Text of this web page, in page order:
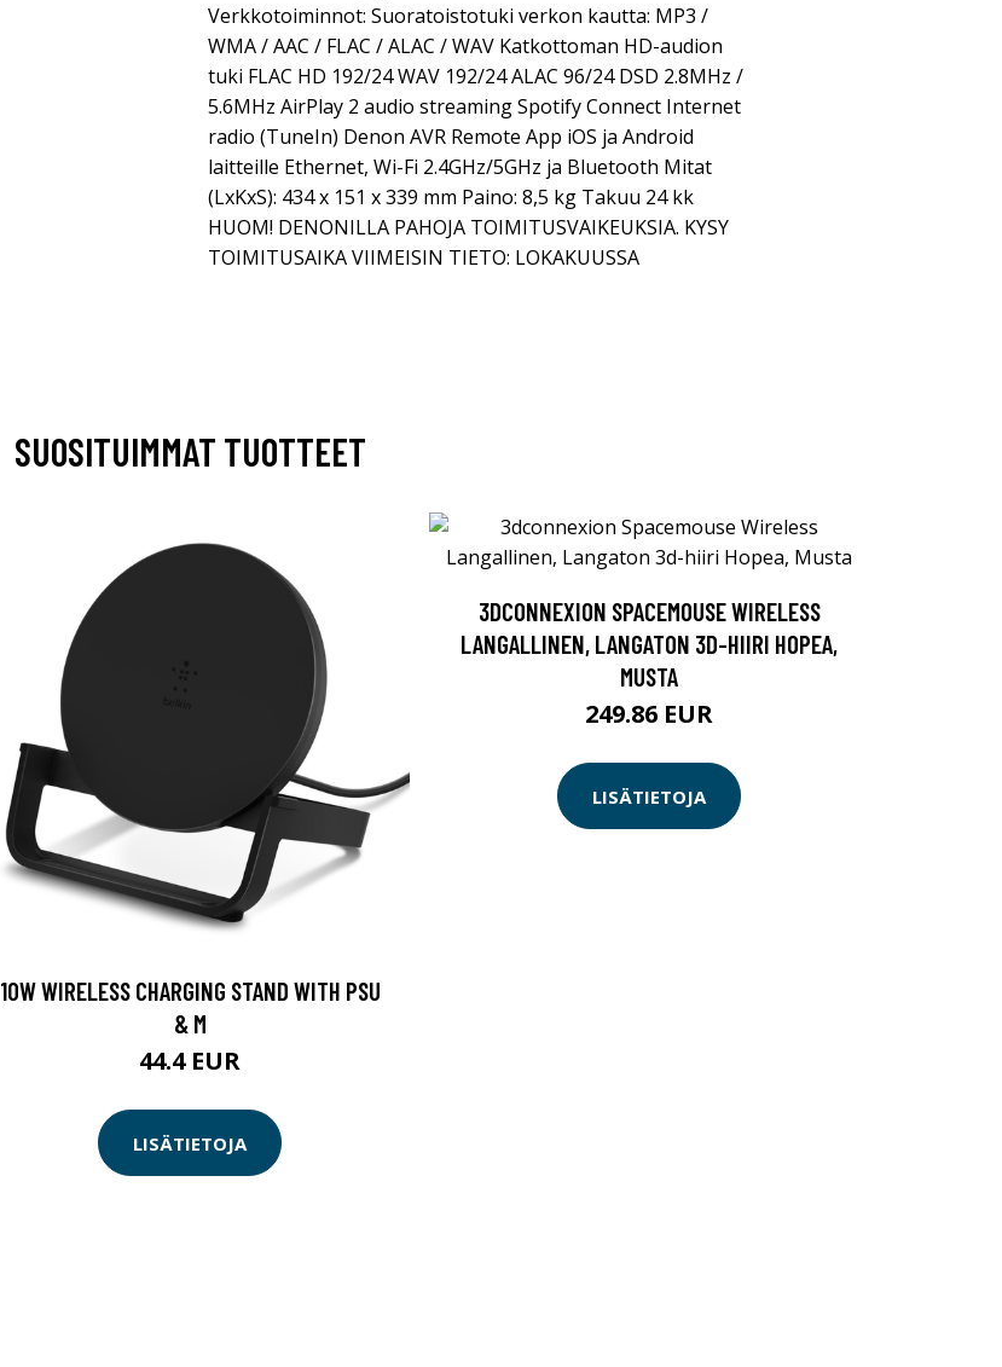
Verkkotoiminnot: Suoratoistotuki verkon kautta: MP3 /
WMA / AAC / FLAC / ALAC / WAV Katkottoman HD-audion
tuki FLAC HD 192/24 WAV 192/24 ALAC 96/24 DSD 2.8MHz /
5.6MHz AirPlay 2 audio streaming Spotify Connect Internet
radio (TuneIn) Denon AVR Remote App iOS ja Android
laitteille Ethernet, Wi-Fi 2.4GHz/5GHz ja Bluetooth Mitat
(LxKxS): 434 x 151 x 339 mm Paino: 8,5 kg Takuu 24 kk
HUOM! DENONILLA PAHOJA TOIMITUSVAIKEUKSIA. KYSY
TOIMITUSAIKA VIIMEISIN TIETO: LOKAKUUSSA
SUOSITUIMMAT TUOTTEET
10W WIRELESS CHARGING STAND WITH PSU
& M
44.4 EUR
LISÄTIETOJA
3DCONNEXION SPACEMOUSE WIRELESS
LANGALLINEN, LANGATON 3D-HIIRI HOPEA,
MUSTA
249.86 EUR
LISÄTIETOJA